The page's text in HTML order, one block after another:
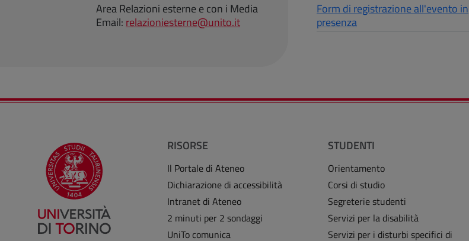
Area Relazioni esterne e con i Media
Email:relazioniesterne@unito.it
Form di registrazione all'evento in
presenza
RISORSE
Il Portale di Ateneo
Dichiarazione di accessibilità
Intranet di Ateneo
2 minuti per 2 sondaggi
UniTo comunica
STUDENTI
Orientamento
Corsi di studio
Segreterie studenti
Servizi per la disabilità
Servizi per i disturbi specifici di